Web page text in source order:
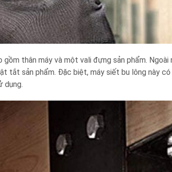
gồm thân máy và một vali đựng sản phẩm.
tắt sản phẩm. Đặc biệt, máy siết bu lông này
dụng.